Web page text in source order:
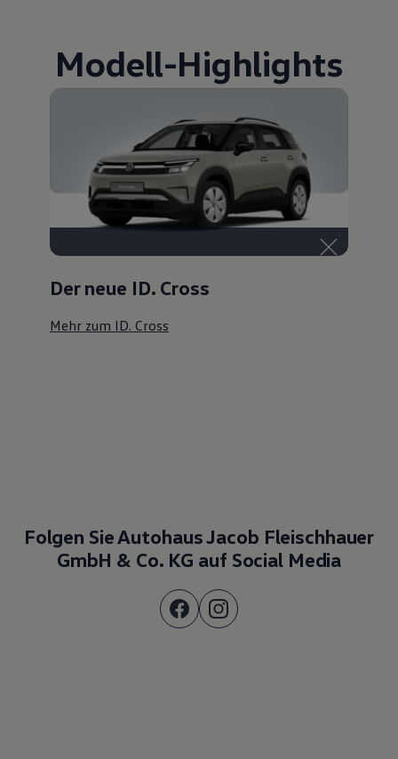
Modell-Highlights
Der neue ID. Cross
Mehr zum ID. Cross
Folgen Sie Autohaus Jacob Fleischhauer
GmbH & Co. KG auf Social Media